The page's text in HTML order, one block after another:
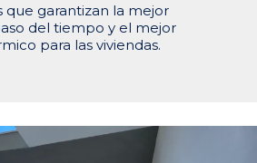
que garantizan la mejor
del tiempo y el mejor
para las viviendas.